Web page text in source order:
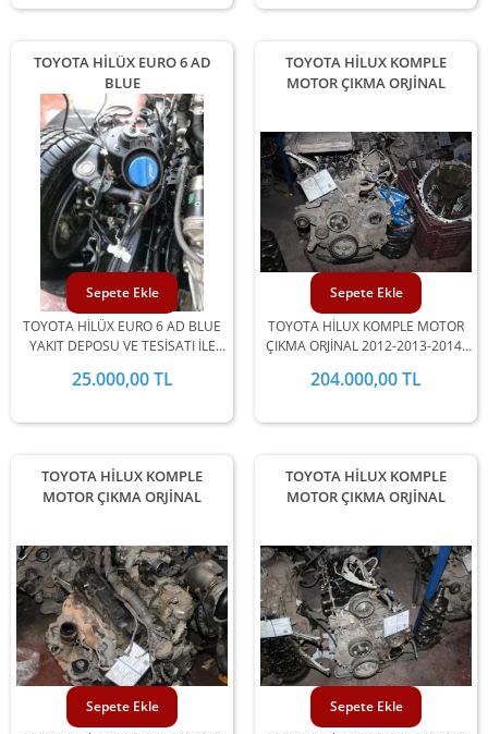
TOYOTA HİLÜX EURO 6 AD
BLUE
TOYOTA HİLÜX EURO 6 AD BLUE
YAKIT DEPOSU VE TESİSATI İLE
UYUMLU
25.000,00 TL
Sepete Ekle
TOYOTA HİLUX KOMPLE
MOTOR ÇIKMA ORJİNAL
TOYOTA HİLUX KOMPLE MOTOR
ÇIKMA ORJİNAL 2012-2013-2014-
STOKLARIMIZDA MEVCUTTUR.
204.000,00 TL
Sepete Ekle
TOYOTA HİLUX KOMPLE
MOTOR ÇIKMA ORJİNAL
Sepete Ekle
TOYOTA HİLUX KOMPLE
MOTOR ÇIKMA ORJİNAL
Sepete Ekle